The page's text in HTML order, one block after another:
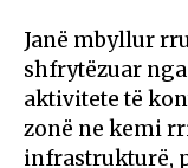
Janë mbyllur
shfrytëzuar
aktivitete të
zonë ne kemi
infrastrukturë,